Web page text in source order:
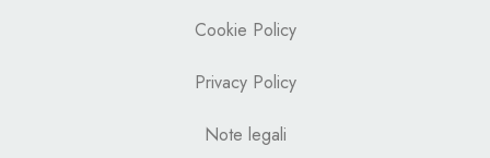
Cookie Policy
Privacy Policy
Note legali